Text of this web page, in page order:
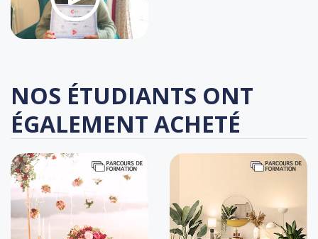
NOS ÉTUDIANTS ONT
ÉGALEMENT ACHETÉ